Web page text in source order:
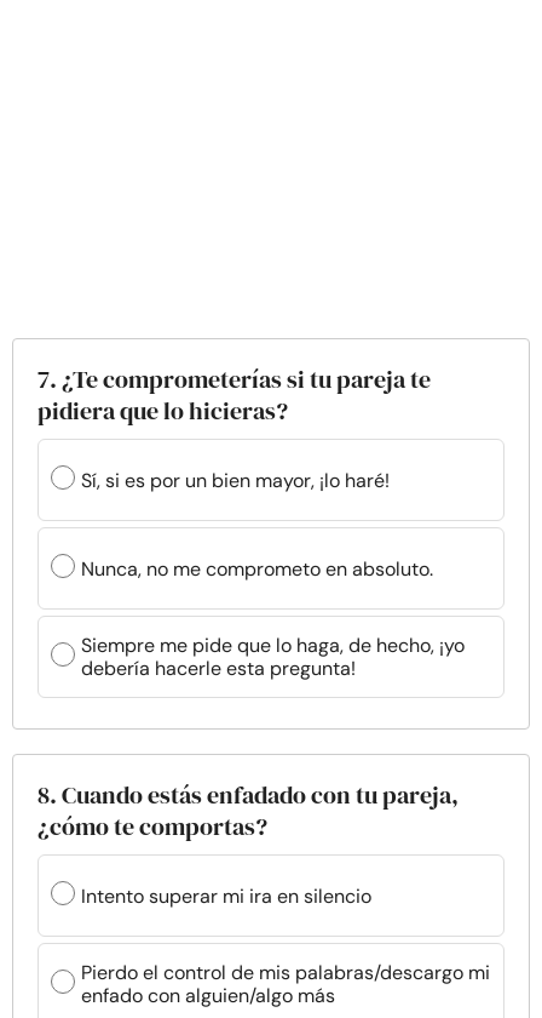
7. ¿Te comprometerías si tu pareja te
pidiera que lo hicieras?
Sí, si es por un bien mayor, ¡lo haré!
Nunca, no me comprometo en absoluto.
Siempre me pide que lo haga, de hecho, ¡yo
debería hacerle esta pregunta!
8. Cuando estás enfadado con tu pareja,
¿cómo te comportas?
Intento superar mi ira en silencio
Pierdo el control de mis palabras/descargo mi
enfado con alguien/algo más